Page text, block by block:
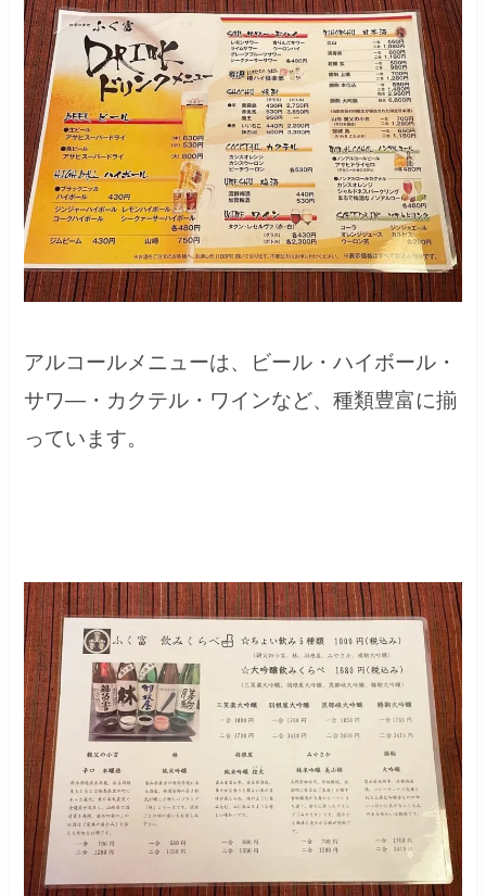
アルコールメニューは、ビール・ハイボール・
サワ―・カクテル・ワインなど、種類豊富に揃
っています。